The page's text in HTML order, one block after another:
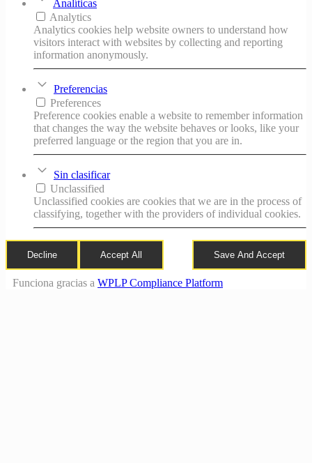
Analíticas
Analytics
Analytics cookies help website owners to understand how
visitors interact with websites by collecting and reporting
information anonymously.
Preferencias
Preferences
Preference cookies enable a website to remember information
that changes the way the website behaves or looks, like your
preferred language or the region that you are in.
Sin clasificar
Unclassified
Unclassified cookies are cookies that we are in the process of
classifying, together with the providers of individual cookies.
Decline Accept All Save And Accept
Funciona gracias a WPLP Compliance Platform